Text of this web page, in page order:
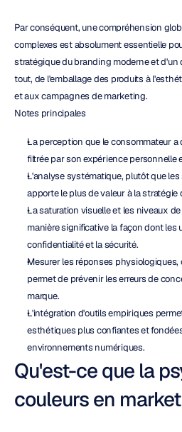
Par conséquent, une compréhension
complexes est absolument essentielle
stratégique du branding moderne et
tout, de l'emballage des produits à
et aux campagnes de marketing.
Notes principales
La perception que le consommateur a
filtrée par son expérience personnelle
L'analyse systématique, plutôt que
apporte le plus de valeur à la stratégie
La saturation visuelle et les niveaux
manière significative la façon dont les
confidentialité et la sécurité.
Mesurer les réponses
permet de prévenir les erreurs de
marque.
L'intégration d'outils empiriques
esthétiques plus confiantes et
environnements numériques.
Qu'est-ce que la
couleurs en